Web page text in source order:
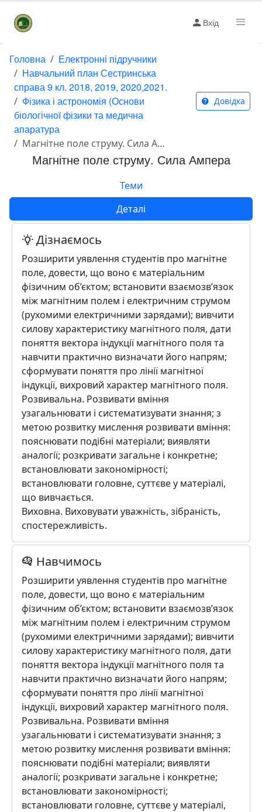
Вхід
Головна
Електронні підручники
Навчальний план Сестринська
справа 9 кл. 2018, 2019, 2020,2021.
Фізика і астрономія (Основи
біологічної фізики та медична
апаратура
Магнітне поле струму. Сила Ампера
Довідка
Магнітне поле струму. Сила Ампера
Теми
Деталі
Дізнаємось
Розширити уявлення студентів про магнітне
поле, довести, що воно є матеріальним
фізичним об’єктом; встановити взаємозв’язок
між магнітним полем і електричним струмом
(рухомими електричними зарядами); вивчити
силову характеристику магнітного поля, дати
поняття вектора індукції магнітного поля та
навчити практично визначати його напрям;
сформувати поняття про лінії магнітної
індукції, вихровий характер магнітного поля.
Розвивальна. Розвивати вміння
узагальнювати і систематизувати знання; з
метою розвитку мислення розвивати вміння:
пояснювати подібні матеріали; виявляти
аналогії; розкривати загальне і конкретне;
встановлювати закономірності;
встановлювати головне, суттєве у матеріалі,
що вивчається.
Виховна. Виховувати уважність, зібраність,
спостережливість.
Навчимось
Розширити уявлення студентів про магнітне
поле, довести, що воно є матеріальним
фізичним об’єктом; встановити взаємозв’язок
між магнітним полем і електричним струмом
(рухомими електричними зарядами); вивчити
силову характеристику магнітного поля, дати
поняття вектора індукції магнітного поля та
навчити практично визначати його напрям;
сформувати поняття про лінії магнітної
індукції, вихровий характер магнітного поля.
Розвивальна. Розвивати вміння
узагальнювати і систематизувати знання; з
метою розвитку мислення розвивати вміння:
пояснювати подібні матеріали; виявляти
аналогії; розкривати загальне і конкретне;
встановлювати закономірності;
встановлювати головне, суттєве у матеріалі,